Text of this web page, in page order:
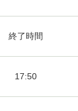
終了時間
17:50